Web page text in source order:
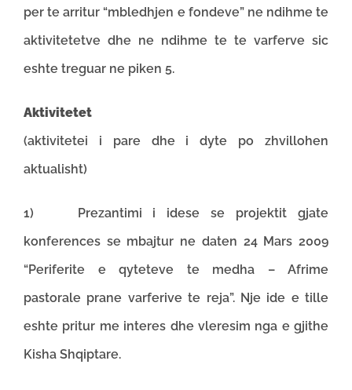
per te arritur “mbledhjen e fondeve” ne ndihme te
aktivitetetve dhe ne ndihme te te varferve sic
eshte treguar ne piken 5.
Aktivitetet
(aktivitetei i pare dhe i dyte po zhvillohen
aktualisht)
1) Prezantimi i idese se projektit gjate
konferences se mbajtur ne daten 24 Mars 2009
“Periferite e qyteteve te medha – Afrime
pastorale prane varferive te reja”. Nje ide e tille
eshte pritur me interes dhe vleresim nga e gjithe
Kisha Shqiptare.